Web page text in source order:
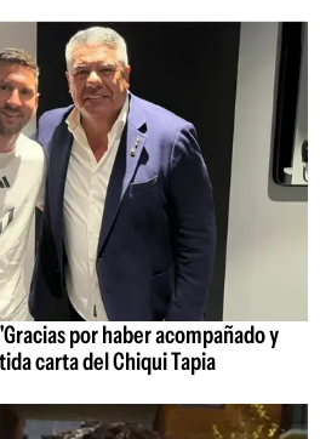
por haber acompañado y
carta del Chiqui Tapia